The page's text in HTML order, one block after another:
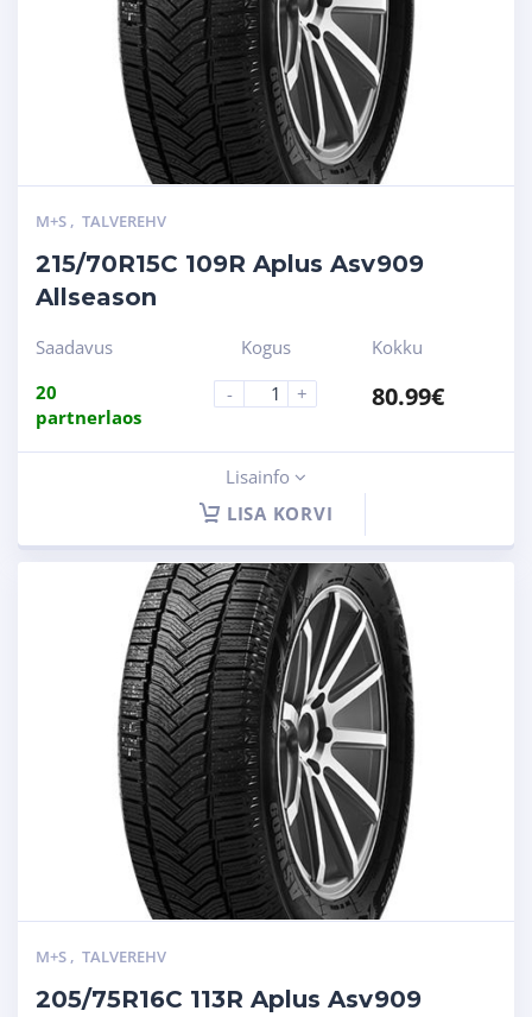
M+S , TALVEREHV
215/70R15C 109R Aplus Asv909
Allseason
Saadavus
20
partnerlaos
Kogus
-
+
Kokku
80.99€
Lisainfo
LISA KORVI
M+S , TALVEREHV
205/75R16C 113R Aplus Asv909